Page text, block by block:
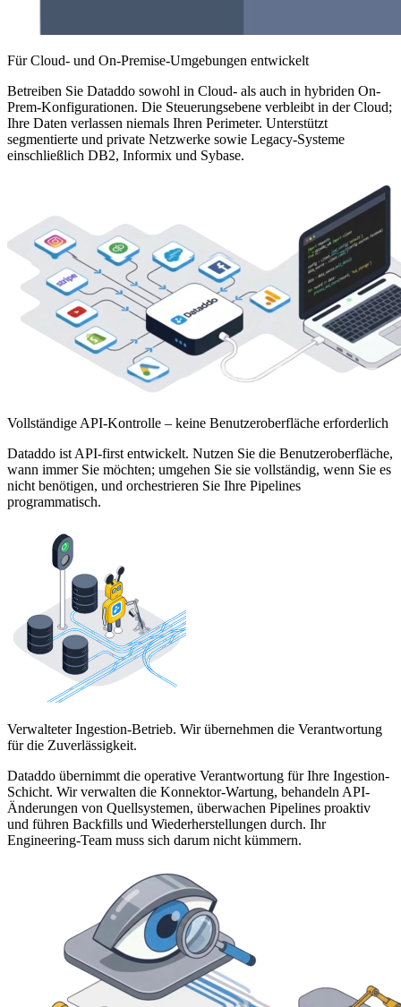
Für Cloud- und On-Premise-Umgebungen entwickelt
Betreiben Sie Dataddo sowohl in Cloud- als auch in hybriden On-
Prem-Konfigurationen. Die Steuerungsebene verbleibt in der Cloud;
Ihre Daten verlassen niemals Ihren Perimeter. Unterstützt
segmentierte und private Netzwerke sowie Legacy-Systeme
einschließlich DB2, Informix und Sybase.
Vollständige API-Kontrolle – keine Benutzeroberfläche erforderlich
Dataddo ist API-first entwickelt. Nutzen Sie die Benutzeroberfläche,
wann immer Sie möchten; umgehen Sie sie vollständig, wenn Sie es
nicht benötigen, und orchestrieren Sie Ihre Pipelines
programmatisch.
Verwalteter Ingestion-Betrieb. Wir übernehmen die Verantwortung
für die Zuverlässigkeit.
Dataddo übernimmt die operative Verantwortung für Ihre Ingestion-
Schicht. Wir verwalten die Konnektor-Wartung, behandeln API-
Änderungen von Quellsystemen, überwachen Pipelines proaktiv
und führen Backfills und Wiederherstellungen durch. Ihr
Engineering-Team muss sich darum nicht kümmern.